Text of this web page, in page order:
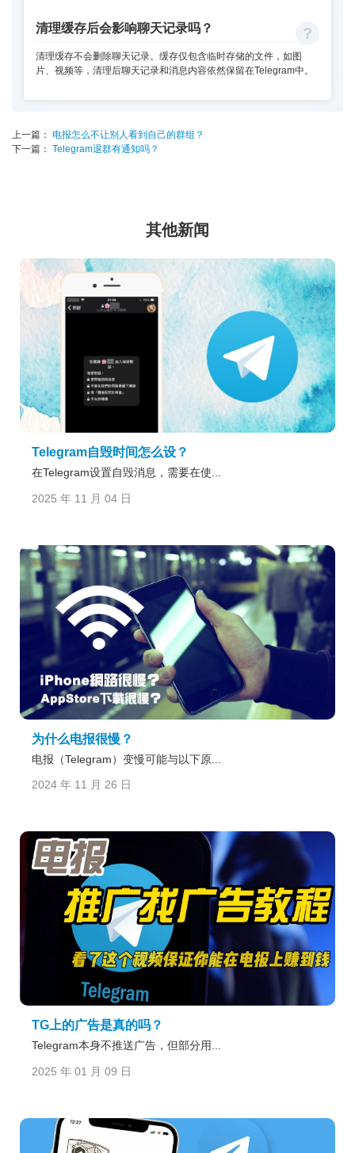
清理缓存后会影响聊天记录吗？
清理缓存不会删除聊天记录。缓存仅包含临时存储的文件，如图
片、视频等，清理后聊天记录和消息内容依然保留在Telegram中。
上一篇： 电报怎么不让别人看到自己的群组？
下一篇： Telegram退群有通知吗？
其他新闻
Telegram自毁时间怎么设？
在Telegram设置自毁消息，需要在使...
2025 年 11 月 04 日
为什么电报很慢？
电报（Telegram）变慢可能与以下原...
2024 年 11 月 26 日
TG上的广告是真的吗？
Telegram本身不推送广告，但部分用...
2025 年 01 月 09 日